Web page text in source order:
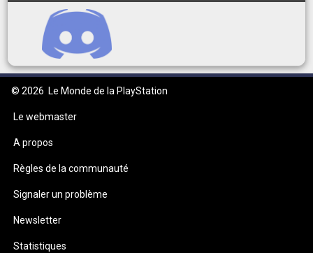
© 2026 Le Monde de la PlayStation
Le webmaster
A propos
Règles de la communauté
Signaler un problème
Newsletter
Statistiques